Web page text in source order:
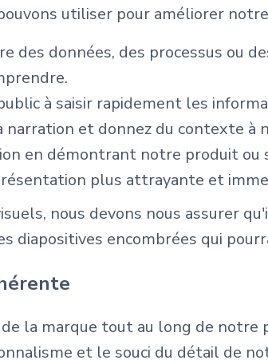
utiliser pour améliorer
des données, des processus ou
à saisir rapidement les
narration et donnez du contexte à
en démontrant notre produit ou
plus attrayante et
nous devons nous assurer
diapositives encombrées qui
la marque tout au long de
et le souci du détail de